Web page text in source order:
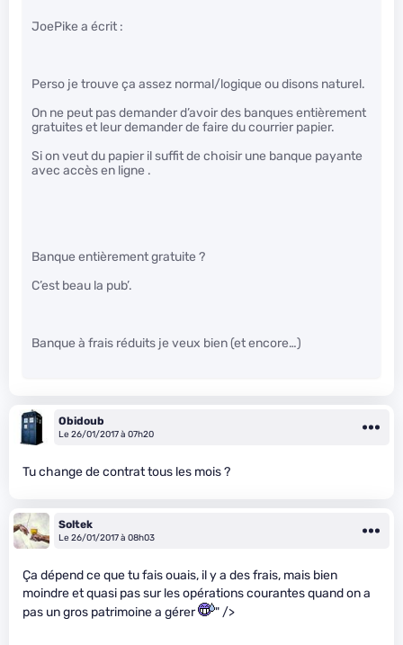
JoePike a écrit :
Perso je trouve ça assez normal/logique ou disons naturel.
On ne peut pas demander d’avoir des banques entièrement
gratuites et leur demander de faire du courrier papier.
Si on veut du papier il suffit de choisir une banque payante
avec accès en ligne .
Banque entièrement gratuite ?
C’est beau la pub’.
Banque à frais réduits je veux bien (et encore…)
Obidoub
Le 26/01/2017 à 07h20
Tu change de contrat tous les mois ?
Soltek
Le 26/01/2017 à 08h03
Ça dépend ce que tu fais ouais, il y a des frais, mais bien
moindre et quasi pas sur les opérations courantes quand on a
pas un gros patrimoine a gérer
" />